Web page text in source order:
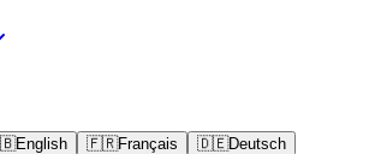
English 🇫🇷Français 🇩🇪Deutsch